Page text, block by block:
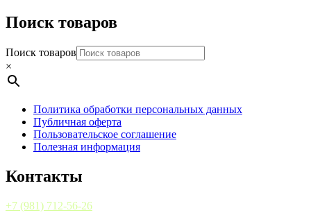
Поиск товаров
Поиск товаров
×
Политика обработки персональных данных
Публичная оферта
Пользовательское соглашение
Полезная информация
Контакты
+7 (981) 712-56-26